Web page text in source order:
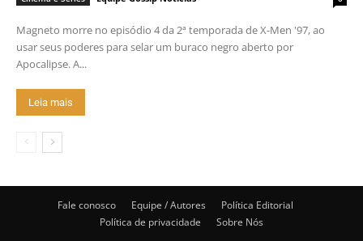
Magneto morre no episódio 4 da 2ª temporada de X-Men '97, ao
usar seus poderes para selar um buraco negro aberto por
Apocalipse. A...
Leia mais
Fale conosco Equipe / Autores
Política Editorial
Política de privacidade
Sobre Nós